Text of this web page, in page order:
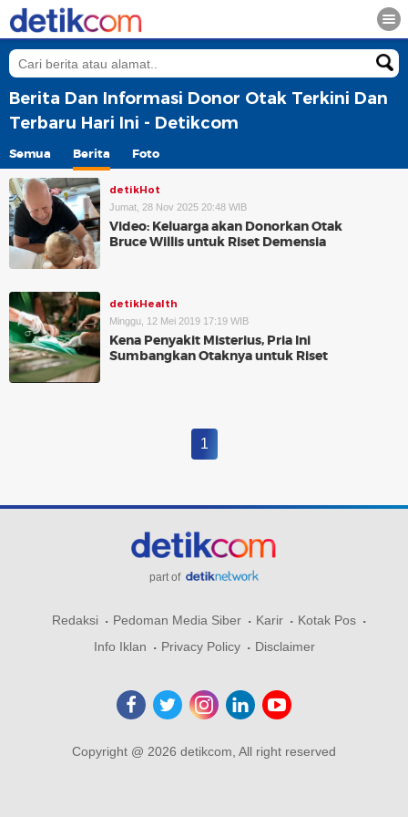
Berita Dan Informasi Donor Otak Terkini Dan
Terbaru Hari Ini - Detikcom
Semua Berita Foto
detikHot
Jumat, 28 Nov 2025 20:48 WIB
Video: Keluarga akan Donorkan Otak
Bruce Willis untuk Riset Demensia
detikHealth
Minggu, 12 Mei 2019 17:19 WIB
Kena Penyakit Misterius, Pria Ini
Sumbangkan Otaknya untuk Riset
1
part of
Redaksi Pedoman Media Siber Karir
Kotak Pos
Info Iklan
Privacy Policy Disclaimer
Copyright @ 2026 detikcom, All right reserved